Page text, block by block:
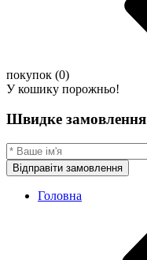
покупок (0)
У кошику порожньо!
Швидке замовлення
Відправіти замовлення
Головна